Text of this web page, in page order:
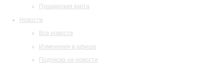
Пушкинская карта
Новости
Все новости
Изменения в афише
Подписка на новости